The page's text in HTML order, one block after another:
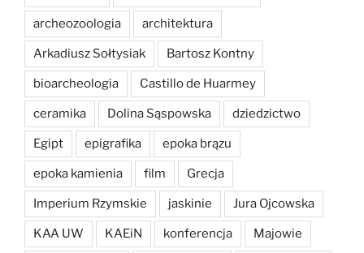
archeozoologia architektura
Arkadiusz Sołtysiak Bartosz Kontny
bioarcheologia Castillo de Huarmey
ceramika Dolina Sąspowska dziedzictwo
Egipt epigrafika epoka brązu
epoka kamienia film Grecja
Imperium Rzymskie jaskinie Jura Ojcowska
KAA UW KAEiN konferencja Majowie